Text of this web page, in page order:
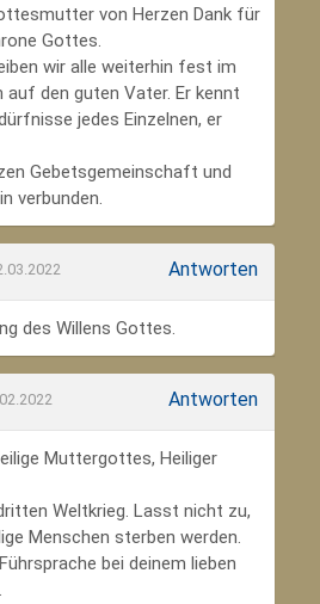
von Herzen Dank für
Gottes.
wir alle weiterhin fest im
auf den guten Vater. Er kennt
jedes Einzelnen, er
Gebetsgemeinschaft und
verbunden.
Antworten
des Willens Gottes.
Antworten
Muttergottes, Heiliger
Weltkrieg. Lasst nicht zu,
Menschen sterben werden.
bei deinem lieben